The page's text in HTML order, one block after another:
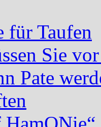
für Taufen
Sie
Pate